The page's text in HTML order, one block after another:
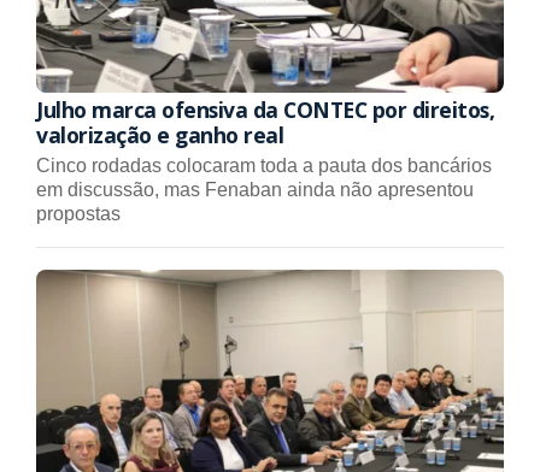
Julho marca ofensiva da CONTEC por direitos,
valorização e ganho real
Cinco rodadas colocaram toda a pauta dos bancários
em discussão, mas Fenaban ainda não apresentou
propostas